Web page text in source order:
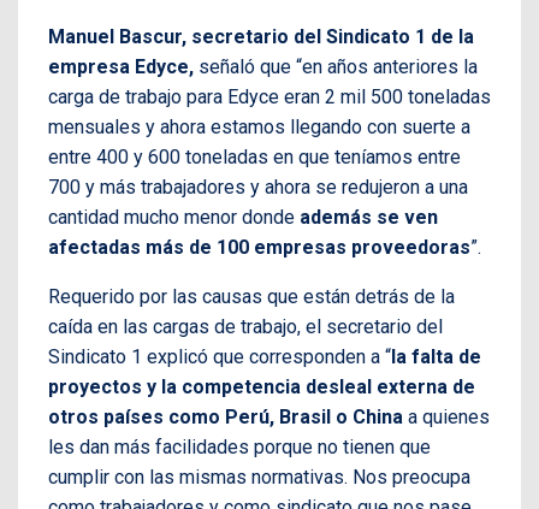
Manuel Bascur, secretario del Sindicato 1 de la
empresa Edyce, señaló que “en años anteriores la
carga de trabajo para Edyce eran 2 mil 500 toneladas
mensuales y ahora estamos llegando con suerte a
entre 400 y 600 toneladas en que teníamos entre
700 y más trabajadores y ahora se redujeron a una
cantidad mucho menor donde además se ven
afectadas más de 100 empresas proveedoras”.
Requerido por las causas que están detrás de la
caída en las cargas de trabajo, el secretario del
Sindicato 1 explicó que corresponden a “la falta de
proyectos y la competencia desleal externa de
otros países como Perú, Brasil o China a quienes
les dan más facilidades porque no tienen que
cumplir con las mismas normativas. Nos preocupa